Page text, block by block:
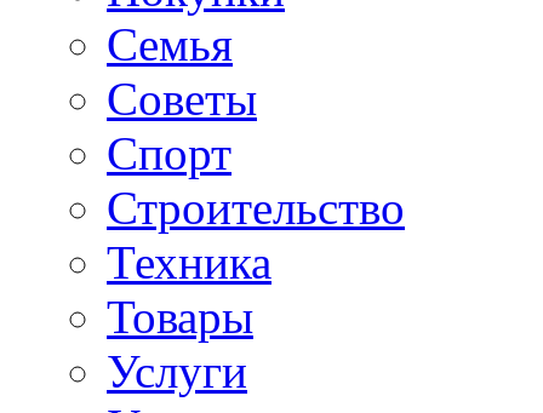
Семья
Советы
Спорт
Строительство
Техника
Товары
Услуги